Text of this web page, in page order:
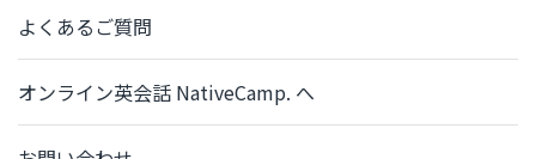
よくあるご質問
オンライン英会話 NativeCamp. へ